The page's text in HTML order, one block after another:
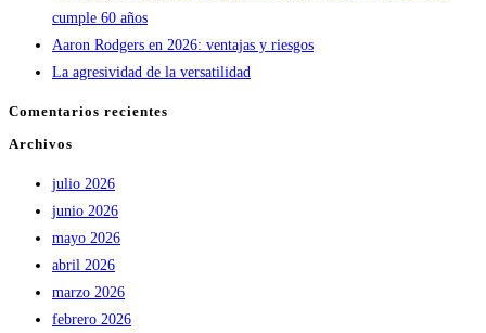
cumple 60 años
Aaron Rodgers en 2026: ventajas y riesgos
La agresividad de la versatilidad
Comentarios recientes
Archivos
julio 2026
junio 2026
mayo 2026
abril 2026
marzo 2026
febrero 2026